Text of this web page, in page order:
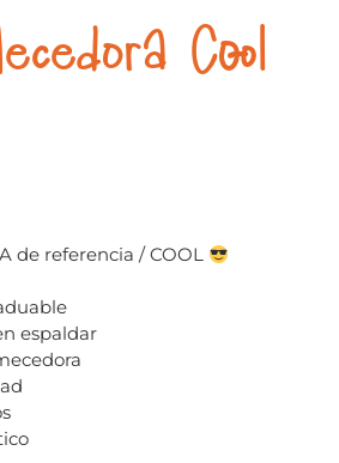
Cool
de referencia / COOL
espaldar